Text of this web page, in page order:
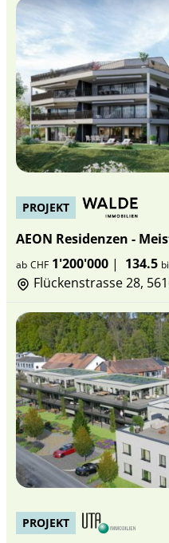
PROJEKT
AEON Residenzen -
ab CHF 1'200'000 | 134.5
Flückenstrasse 28,
PROJEKT